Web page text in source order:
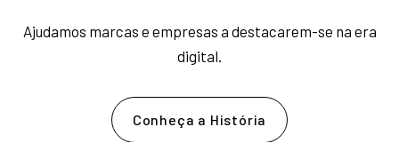
Ajudamos marcas e empresas a destacarem-se na era
digital.
Conheça a História